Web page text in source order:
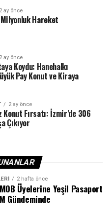
da şehir sıralamalarının
sıralamaları,
göre sıralanan
geliştirme,
ilk 5’te aynı
de açık ara
kiralama alanında
30 şehirli listenin en
Avrupa’nın 30’uncu
kiralama ve sermaye
oldu. İstanbul, bu 3
2 ay önce
Hareket
2 ay önce
Koydu: Hanehalkı
Pay Konut ve Kiraya
2 ay önce
Konut Fırsatı: İzmir’de 306
Çıkıyor
2 hafta önce
Üyelerine Yeşil Pasaport
Gündeminde